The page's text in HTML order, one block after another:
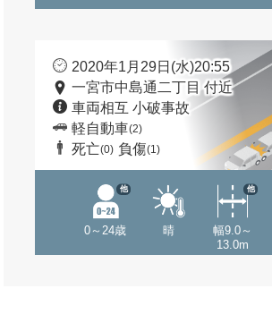
2020年1月29日(水)20:55
一宮市中島通二丁目 付近
車両相互 小破事故
軽自動車(2)
死亡(0) 負傷(1)
0～24歳
他
晴
幅9.0～
13.0m
他